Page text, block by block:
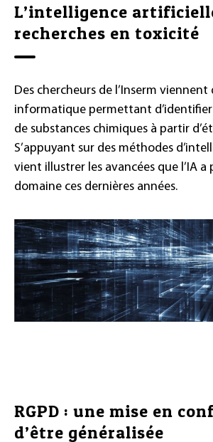
L’intelligence
recherches en toxicité
Des chercheurs de l’Inserm
informatique permettant
de substances chimiques à partir
S’appuyant sur des méthodes
vient illustrer les avancées que l’IA a
domaine ces dernières années.
RGPD : une mise en
d’être généralisée